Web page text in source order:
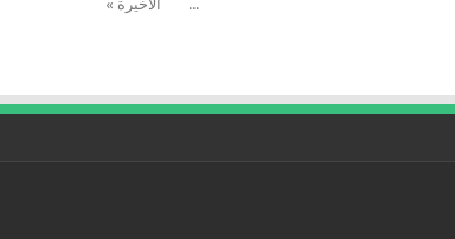
...
الأخيرة »